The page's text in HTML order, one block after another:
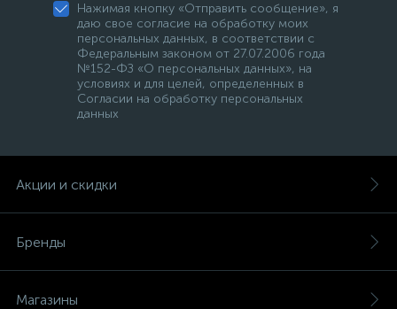
Нажимая кнопку «Отправить сообщение», я
даю свое согласие на обработку моих
персональных данных, в соответствии с
Федеральным законом от 27.07.2006 года
№152-ФЗ «О персональных данных», на
условиях и для целей, определенных в
Согласии на обработку персональных
данных
Акции и скидки
Бренды
Магазины